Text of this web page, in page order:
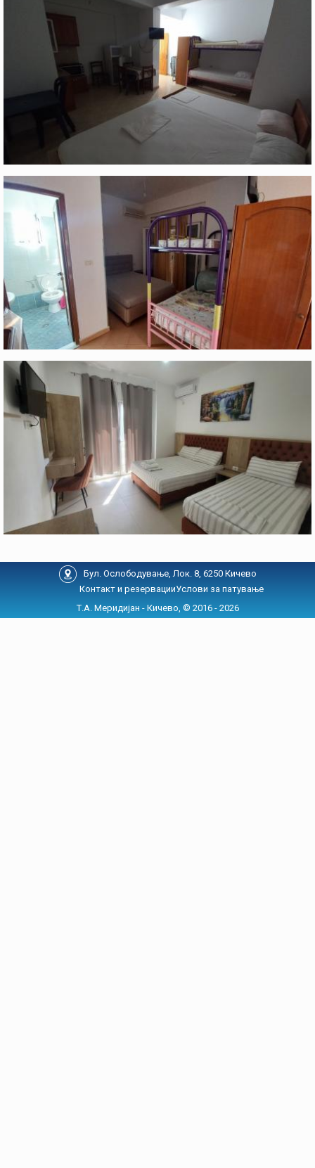
Бул. Ослободување, Лок. 8, 6250 Кичево
Контакт и резервацииУслови за патување
Т.А. Меридијан - Кичево, © 2016 - 2026